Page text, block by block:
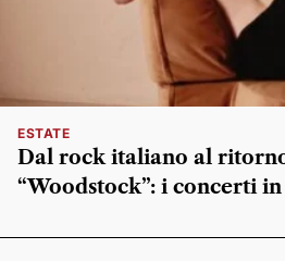
ESTATE
Dal rock italiano al
“Woodstock”: i concerti